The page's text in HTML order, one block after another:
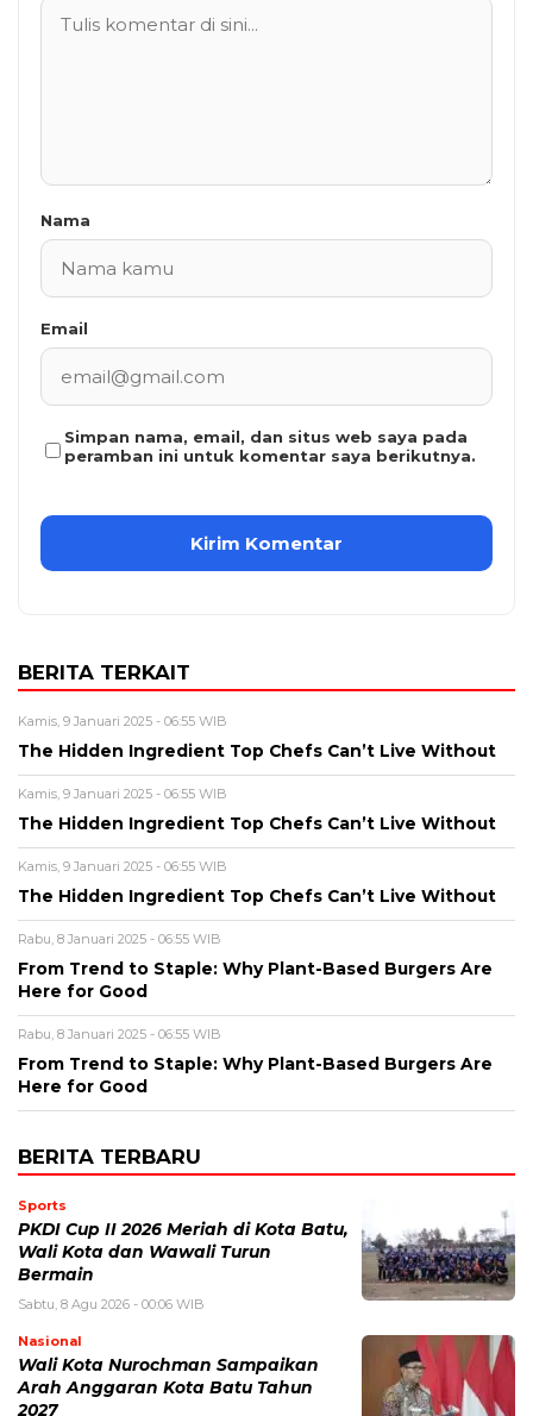
Nama
Email
Simpan nama, email, dan situs web saya pada
peramban ini untuk komentar saya berikutnya.
BERITA TERKAIT
Kamis, 9 Januari 2025 - 06:55 WIB
The Hidden Ingredient Top Chefs Can’t Live Without
Kamis, 9 Januari 2025 - 06:55 WIB
The Hidden Ingredient Top Chefs Can’t Live Without
Kamis, 9 Januari 2025 - 06:55 WIB
The Hidden Ingredient Top Chefs Can’t Live Without
Rabu, 8 Januari 2025 - 06:55 WIB
From Trend to Staple: Why Plant-Based Burgers Are
Here for Good
Rabu, 8 Januari 2025 - 06:55 WIB
From Trend to Staple: Why Plant-Based Burgers Are
Here for Good
BERITA TERBARU
Sports
PKDI Cup II 2026 Meriah di Kota Batu,
Wali Kota dan Wawali Turun
Bermain
Sabtu, 8 Agu 2026 - 00:06 WIB
Nasional
Wali Kota Nurochman Sampaikan
Arah Anggaran Kota Batu Tahun
2027